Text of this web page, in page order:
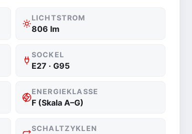
LICHTSTROM
806 lm
SOCKEL
E27 · G95
ENERGIEKLASSE
F (Skala A–G)
SCHALTZYKLEN